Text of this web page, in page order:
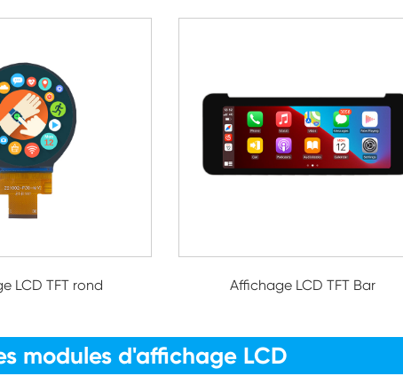
LCD TFT rond Affichage LCD TFT Bar
modules d'affichage LCD